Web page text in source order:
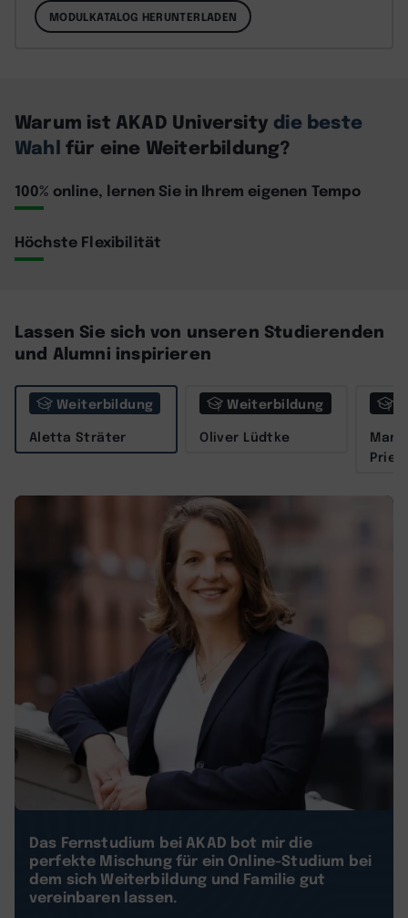
MODULKATALOG HERUNTERLADEN
Warum ist AKAD Universitydie beste
Wahl für eine Weiterbildung?
100% online, lernen Sie in Ihrem eigenen Tempo
Höchste Flexibilität
Lassen Sie sich von unseren Studierenden
und Alumni inspirieren
Weiterbildung
Aletta Sträter
Weiterbildung
Oliver Lüdtke
Das Fernstudium bei AKAD bot mir die
perfekte Mischung für ein Online-Studium bei
dem sich Weiterbildung und Familie gut
vereinbaren lassen.